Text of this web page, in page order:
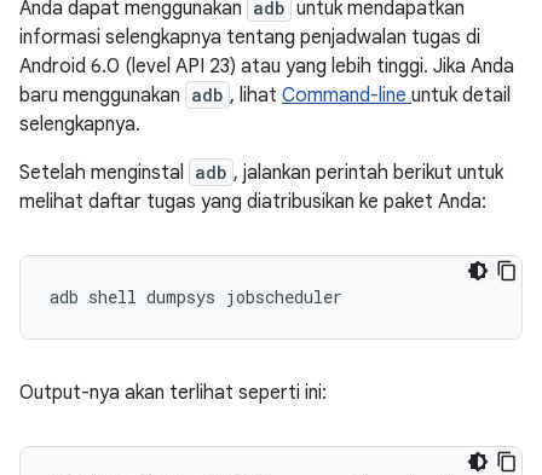
Anda dapat menggunakan adb untuk mendapatkan
informasi selengkapnya tentang penjadwalan tugas di
Android 6.0 (level API 23) atau yang lebih tinggi. Jika Anda
baru menggunakan adb , lihat Command-line untuk detail
selengkapnya.
Setelah menginstal adb , jalankan perintah berikut untuk
melihat daftar tugas yang diatribusikan ke paket Anda:
adb shell dumpsys
Output-nya akan terlihat seperti ini: